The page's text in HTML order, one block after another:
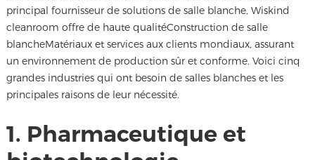
principal fournisseur de solutions de salle blanche, Wiskind
cleanroom offre de haute qualitéConstruction de salle
blancheMatériaux et services aux clients mondiaux, assurant
un environnement de production sûr et conforme. Voici cinq
grandes industries qui ont besoin de salles blanches et les
principales raisons de leur nécessité.
1. Pharmaceutique et